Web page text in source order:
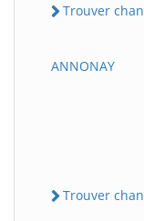
Trouver
ANNONAY
Trouver